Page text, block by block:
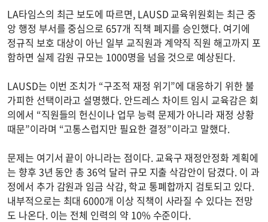
LA타임스의 최근 보도에 따르면, LAUSD 교육위원회는 최근 중
앙 행정 부서를 중심으로 657개 직책 폐지를 승인했다. 여기에
정규직 보호 대상이 아닌 일부 교직원과 계약직 직원 해고까지 포
함하면 실제 감원 규모는 1000명을 넘을 것으로 예상된다.
LAUSD는 이번 조치가 “구조적 재정 위기”에 대응하기 위한 불
가피한 선택이라고 설명했다. 안드레스 차이트 임시 교육감은 회
의에서 “직원들의 헌신이나 업무 능력 문제가 아니라 재정 상황
때문”이라며 “고통스럽지만 필요한 결정”이라고 말했다.
문제는 여기서 끝이 아니라는 점이다. 교육구 재정안정화 계획에
는 향후 3년 동안 총 36억 달러 규모 지출 삭감안이 담겼다. 이 과
정에서 추가 감원과 임금 삭감, 학교 통폐합까지 검토되고 있다.
내부적으로는 최대 6000개 이상 직책이 사라질 수 있다는 전망
도 나온다. 이는 전체 인력의 약 10% 수준이다.